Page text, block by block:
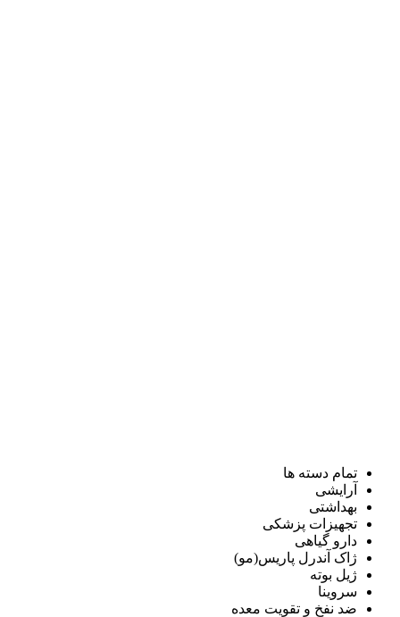
تمام دسته ها
آرایشی
بهداشتی
تجهیزات پزشکی
دارو گیاهی
ژاک آندرل پاریس(مو)
ژیل بوته
سروینا
ضد نفخ و تقویت معده